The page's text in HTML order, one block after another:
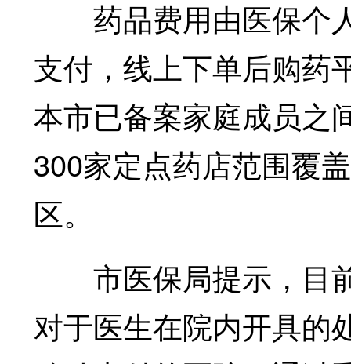
药品费用由医保个
支付，线上下单后购药
本市已备案家庭成员之
300家定点药店范围覆
区。
市医保局提示，目
对于医生在院内开具的